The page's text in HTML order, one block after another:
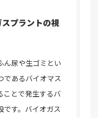
プラントの視
ん尿や生ゴミとい
であるバイオマス
ことで発生するバ
です。バイオガス